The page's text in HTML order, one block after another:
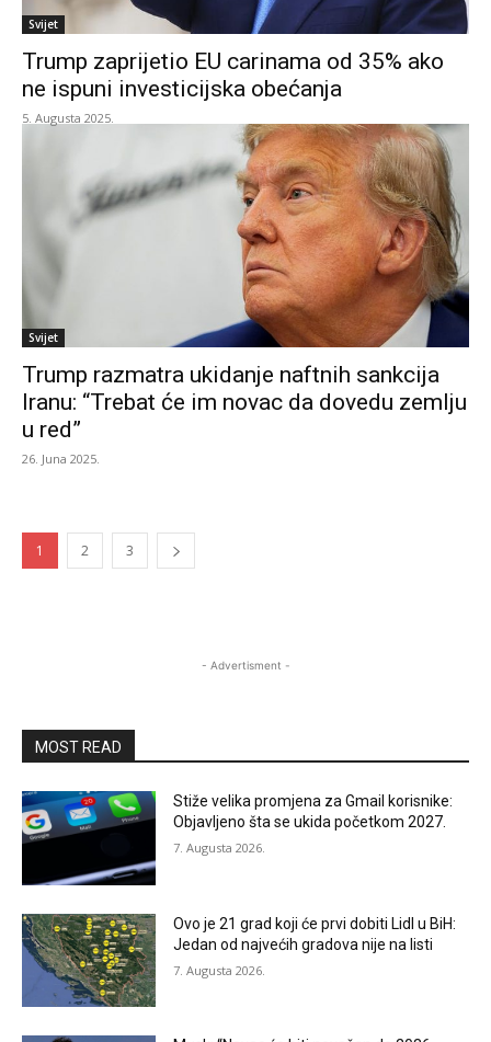
Svijet
Trump zaprijetio EU carinama od 35% ako
ne ispuni investicijska obećanja
5. Augusta 2025.
Svijet
Trump razmatra ukidanje naftnih sankcija
Iranu: “Trebat će im novac da dovedu zemlju
u red”
26. Juna 2025.
1 2 3
- Advertisment -
MOST READ
Stiže velika promjena za Gmail korisnike:
Objavljeno šta se ukida početkom 2027.
7. Augusta 2026.
Ovo je 21 grad koji će prvi dobiti Lidl u BiH:
Jedan od najvećih gradova nije na listi
7. Augusta 2026.